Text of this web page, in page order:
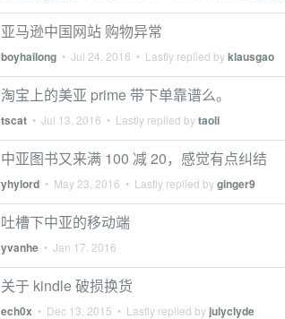
亚马逊中国网站 购物异常
boyhailong • Jul 24, 2016 • Lastly replied byklausgao
淘宝上的美亚 prime 带下单靠谱么。
tscat • Jul 13, 2016 • Lastly replied bytaoli
中亚图书又来满 100 减 20，感觉有点纠结
yhylord • May 23, 2016 • Lastly replied byginger9
吐槽下中亚的移动端
yvanhe • Jan 17, 2016
关于 kindle 破损换货
ech0x • Dec 13, 2015 • Lastly replied by julyclyde